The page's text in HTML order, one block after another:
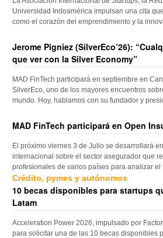
Universidad Indoamérica impulsan una cita
como el corazón del emprendimiento y la
Jerome Pigniez (SilverEco’26):
que ver con la Silver Economy”
MAD FinTech participará en septiembre en
SilverEco, uno de los mayores encuentros
mundo. Hoy, hablamos con su fundador y
MAD FinTech participará en Open
El próximo viernes 3 de Julio se desarrollará
internacional sobre el sector asegurador que
profesionales de varios países para analizar
Crédito, pymes y autónomos
10 becas disponibles para startups
Latam
Acceleration Power 2026, impulsado por
para solicitar una de las 10 becas disponibles